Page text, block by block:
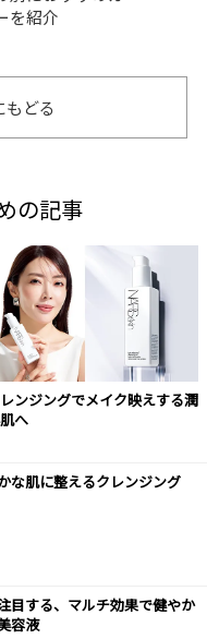
を紹介
どる
の記事
ンジングでメイク映えする潤
へ
な肌に整えるクレンジング
目する、マルチ効果で健やか
容液